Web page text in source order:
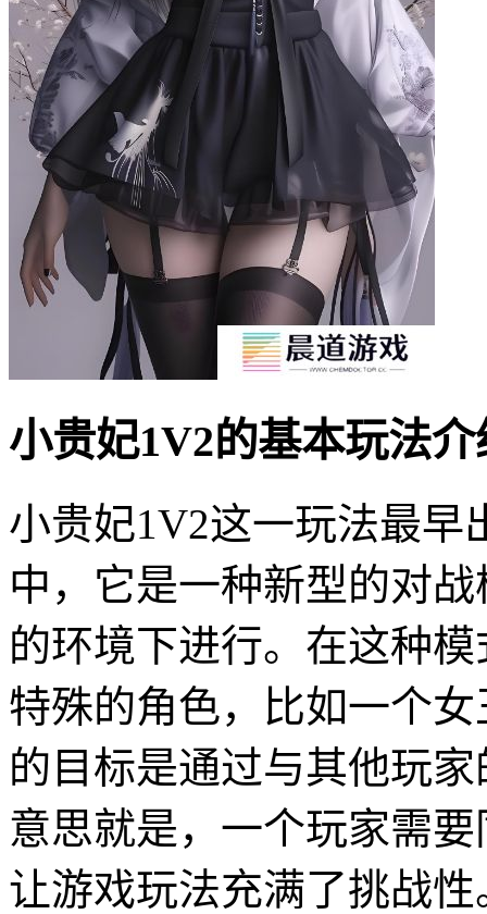
小贵妃1V2的基本玩法介
小贵妃1V2这一玩法最早
中，它是一种新型的对
的环境下进行。在这种
特殊的角色，比如一个
的目标是通过与其他玩
意思就是，一个玩家需
让游戏玩法充满了挑战性